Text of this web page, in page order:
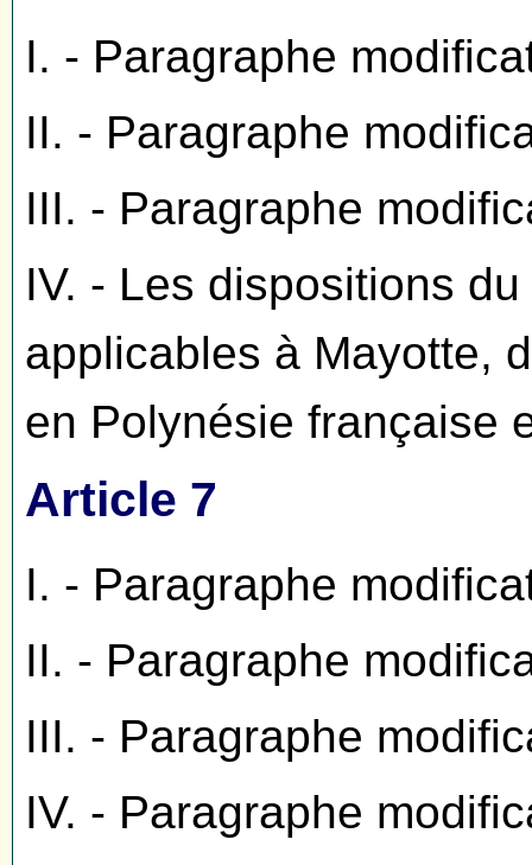
I. - Paragraphe
II. - Paragraphe
III. - Paragraphe
IV. - Les dispositions
applicables à Mayotte,
en Polynésie française
Article 7
I. - Paragraphe
II. - Paragraphe
III. - Paragraphe
IV. - Paragraphe